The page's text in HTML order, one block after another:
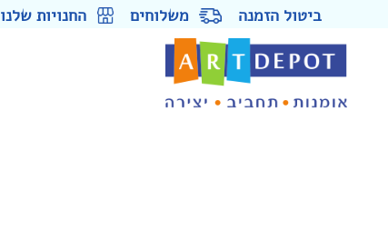
ביטול הזמנה משלוחים החנויות שלנו